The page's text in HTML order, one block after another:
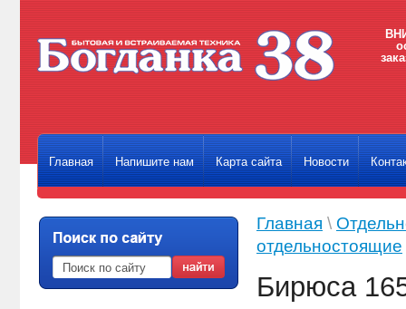
Главная Напишите нам Карта сайта Новости
Главная \
отдельностоящие
Бирюса